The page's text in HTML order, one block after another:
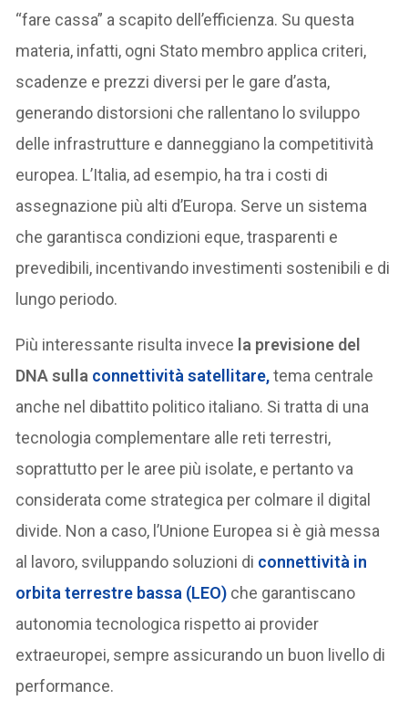
“fare cassa” a scapito dell’efficienza. Su questa
materia, infatti, ogni Stato membro applica criteri,
scadenze e prezzi diversi per le gare d’asta,
generando distorsioni che rallentano lo sviluppo
delle infrastrutture e danneggiano la competitività
europea. L’Italia, ad esempio, ha tra i costi di
assegnazione più alti d’Europa. Serve un sistema
che garantisca condizioni eque, trasparenti e
prevedibili, incentivando investimenti sostenibili e di
lungo periodo.
Più interessante risulta invece la previsione del
DNA sulla connettività satellitare,tema centrale
anche nel dibattito politico italiano. Si tratta di una
tecnologia complementare alle reti terrestri,
soprattutto per le aree più isolate, e pertanto va
considerata come strategica per colmare il digital
divide. Non a caso, l’Unione Europea si è già messa
al lavoro, sviluppando soluzioni di connettività in
orbita terrestre bassa (LEO) che garantiscano
autonomia tecnologica rispetto ai provider
extraeuropei, sempre assicurando un buon livello di
performance.